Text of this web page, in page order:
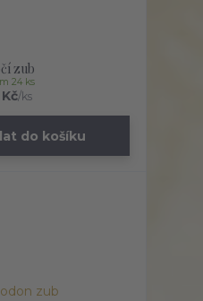
zub
/ks
24 ks
do košíku